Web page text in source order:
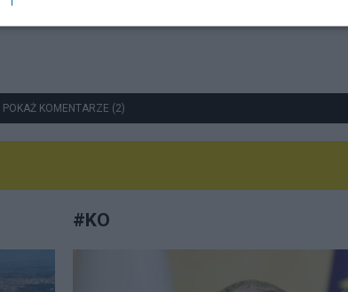
POKAŻ KOMENTARZE (2)
#KO